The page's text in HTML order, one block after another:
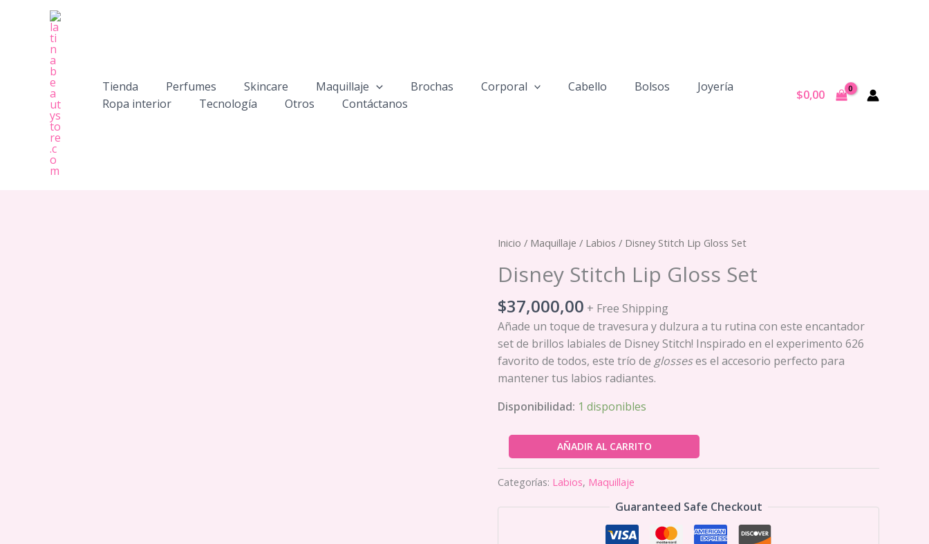
contenido
Tienda Perfumes Skincare Maquillaje Brochas Corporal Cabello Bolsos
Joyería
Ropa interior
Tecnología Otros Contáctanos
$0,00
Inicio / Maquillaje / Labios / Disney Stitch Lip Gloss Set
Disney Stitch Lip Gloss Set
$37,000,00 + Free Shipping
Añade un toque de travesura y dulzura a tu rutina con este encantador
set de brillos labiales de Disney Stitch! Inspirado en el experimento 626
favorito de todos, este trío de glosseses el accesorio perfecto para
mantener tus labios radiantes.
Disponibilidad: 1 disponibles
Disney
Stitch
Lip
Gloss
Set
AÑADIR AL CARRITO
Categorías: Labios, Maquillaje
Guaranteed Safe Checkout